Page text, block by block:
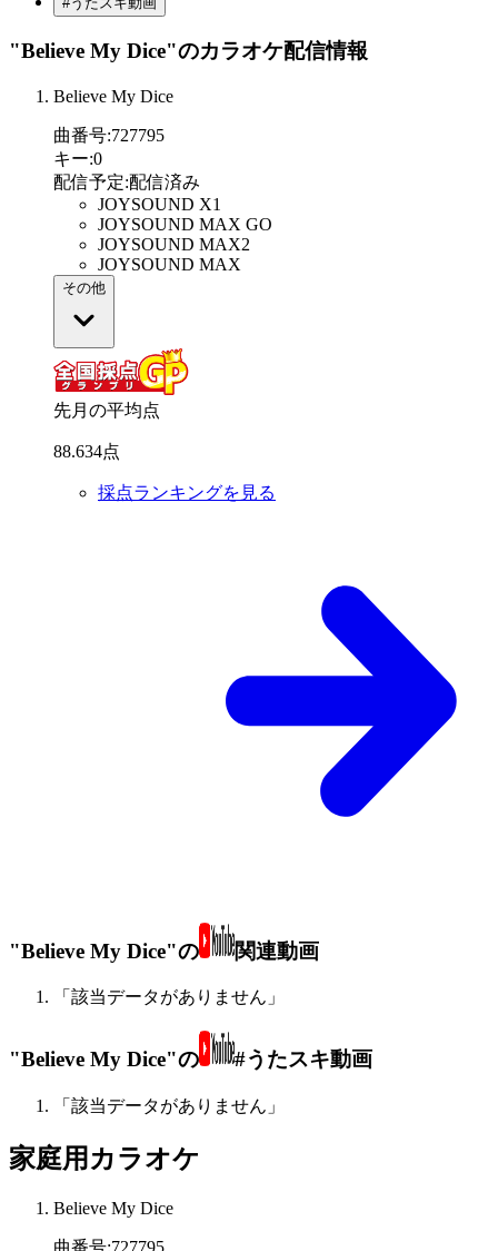
"Believe My Dice"のカラオケ配信情報
Believe My Dice
曲番号:727795
キー:0
配信予定:配信済み
JOYSOUND X1
JOYSOUND MAX GO
JOYSOUND MAX2
JOYSOUND MAX
その他
先月の平均点
88.634点
採点ランキングを見る
"Believe My Dice"の 関連動画
「該当データがありません」
"Believe My Dice"の #うたスキ動画
「該当データがありません」
家庭用カラオケ
Believe My Dice
曲番号:727795